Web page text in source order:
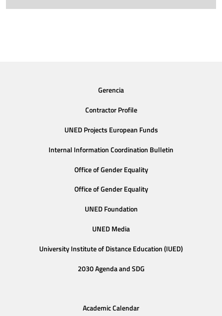
Gerencia
Contractor Profile
UNED Projects European Funds
Internal Information Coordination Bulletin
Office of Gender Equality
Office of Gender Equality
UNED Foundation
UNED Media
University Institute of Distance Education (IUED)
2030 Agenda and SDG
Academic Calendar